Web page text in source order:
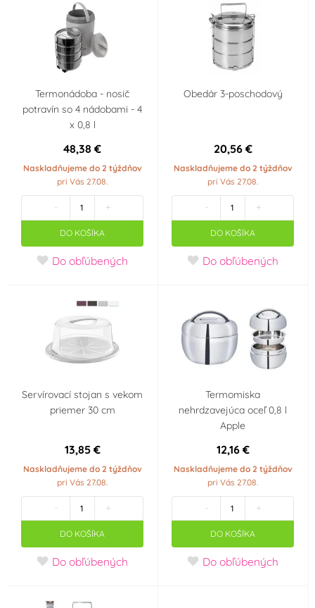
Termonádoba - nosič
potravín so 4 nádobami - 4
x 0,8 l
48,38 €
Naskladňujeme do 2 týždňov
pri Vás 27.08.
- +
DO KOŠÍKA
Do obľúbených
Obedár 3-poschodový
20,56 €
Naskladňujeme do 2 týždňov
pri Vás 27.08.
- +
DO KOŠÍKA
Do obľúbených
Servírovací stojan s vekom
priemer 30 cm
13,85 €
Naskladňujeme do 2 týždňov
pri Vás 27.08.
- +
DO KOŠÍKA
Do obľúbených
Termomiska
nehrdzavejúca oceľ 0,8 l
Apple
12,16 €
Naskladňujeme do 2 týždňov
pri Vás 27.08.
- +
DO KOŠÍKA
Do obľúbených